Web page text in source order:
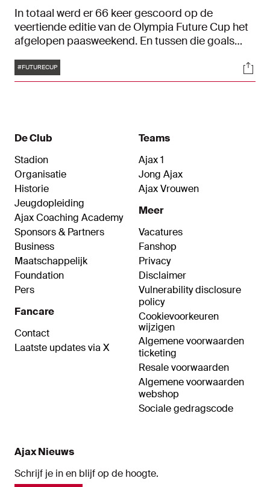
In totaal werd er 66 keer gescoord op de
veertiende editie van de Olympia Future Cup het
afgelopen paasweekend. En tussen die goals
Olympique Lyon-verdediger Nolan Velut tot de
prachtige lob van Eniola Owolabi. Dit is de Top 14
Tags
#FUTURECUP
De Club
Stadion
Organisatie
Historie
Jeugdopleiding
Ajax Coaching Academy
Sponsors & Partners
Business
Maatschappelijk
Foundation
Pers
Fancare
Contact
Laatste updates via X
Teams
Ajax 1
Jong Ajax
Ajax Vrouwen
Meer
Vacatures
Fanshop
Privacy
Disclaimer
Vulnerability disclosure
policy
Cookievoorkeuren
wijzigen
Algemene voorwaarden
ticketing
Resale voorwaarden
Algemene voorwaarden
webshop
Sociale gedragscode
Ajax Nieuws
Schrijf je in en blijf op de hoogte.